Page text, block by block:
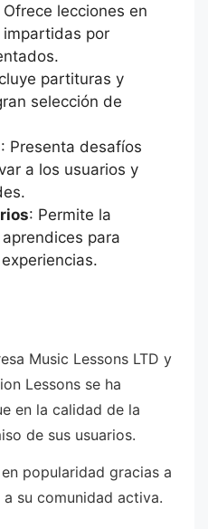
Ofrece lecciones en
por
partituras y
selección de
: Presenta desafíos
a los usuarios y
: Permite la
para
Music Lessons LTD y
Lessons se ha
en la calidad de la
de sus usuarios.
popularidad gracias a
su comunidad activa.